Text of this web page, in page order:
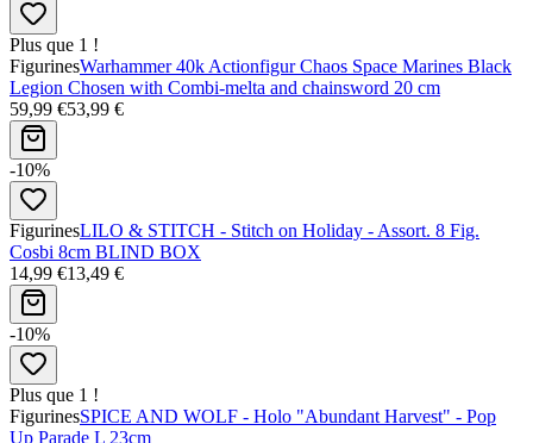
Plus que 1 !
FigurinesWarhammer 40k Actionfigur Chaos Space Marines Black
Legion Chosen with Combi-melta and chainsword 20 cm
59,99 €53,99 €
-10%
FigurinesLILO & STITCH - Stitch on Holiday - Assort. 8 Fig.
Cosbi 8cm BLIND BOX
14,99 €13,49 €
-10%
Plus que 1 !
FigurinesSPICE AND WOLF - Holo "Abundant Harvest" - Pop
Up Parade L 23cm